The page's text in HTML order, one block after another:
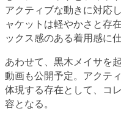
アクティブな動きに対応
ャケットは軽やかさと存
ックス感のある着用感に
あわせて、黒木メイサを
動画も公開予定。アクテ
体現する存在として、コ
容となる。